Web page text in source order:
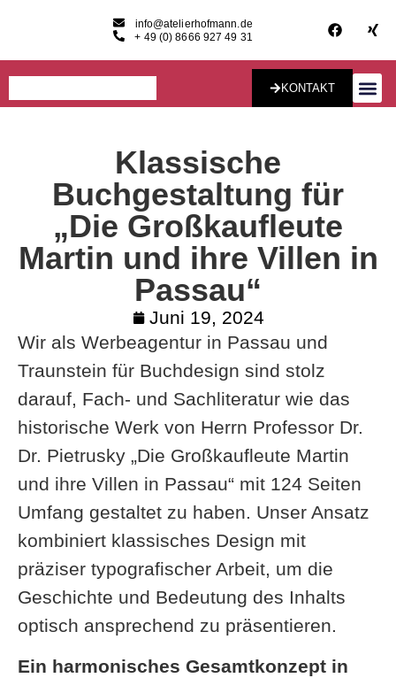
info@atelierhofmann.de
+ 49 (0) 8666 927 49 31
KONTAKT
Klassische
Buchgestaltung für
„Die Großkaufleute
Martin und ihre Villen in
Passau“
Juni 19, 2024
Wir als Werbeagentur in Passau und
Traunstein für Buchdesign sind stolz
darauf, Fach- und Sachliteratur wie das
historische Werk von Herrn Professor Dr.
Dr. Pietrusky „Die Großkaufleute Martin
und ihre Villen in Passau“ mit 124 Seiten
Umfang gestaltet zu haben. Unser Ansatz
kombiniert klassisches Design mit
präziser typografischer Arbeit, um die
Geschichte und Bedeutung des Inhalts
optisch ansprechend zu präsentieren.
Ein harmonisches Gesamtkonzept in